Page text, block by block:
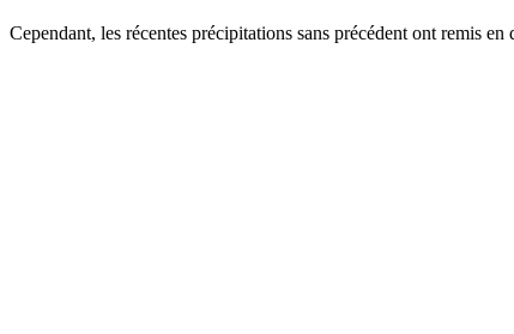
Cependant, les récentes précipitations sans précédent ont remis